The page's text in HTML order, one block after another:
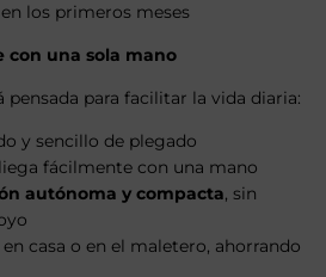
los primeros meses
con una sola mano
pensada para facilitar la vida diaria:
y sencillo de plegado
fácilmente con una mano
autónoma y compacta, sin
casa o en el maletero, ahorrando